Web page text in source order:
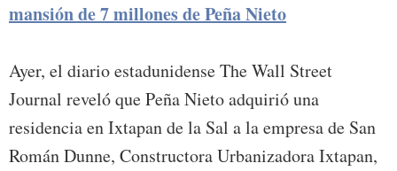
mansión de 7 millones de Peña Nieto
Ayer, el diario estadunidense The Wall Street
Journal reveló que Peña Nieto adquirió una
residencia en Ixtapan de la Sal a la empresa de San
Román Dunne, Constructora Urbanizadora Ixtapan,